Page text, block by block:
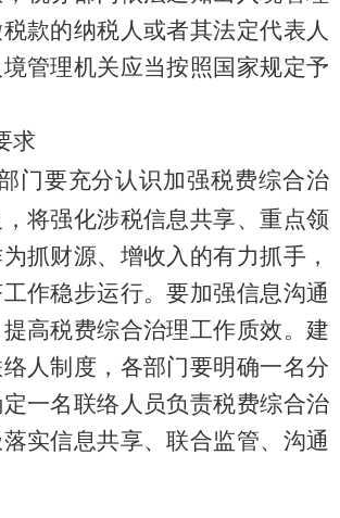
款的纳税人或者其法定代表人
管理机关应当按照国家规定予
求
门要充分认识加强税费综合治
将强化涉税信息共享、重点领
抓财源、增收入的有力抓手，
作稳步运行。要加强信息沟通
高税费综合治理工作质效。建
人制度，各部门要明确一名分
一名联络人员负责税费综合治
实信息共享、联合监管、沟通